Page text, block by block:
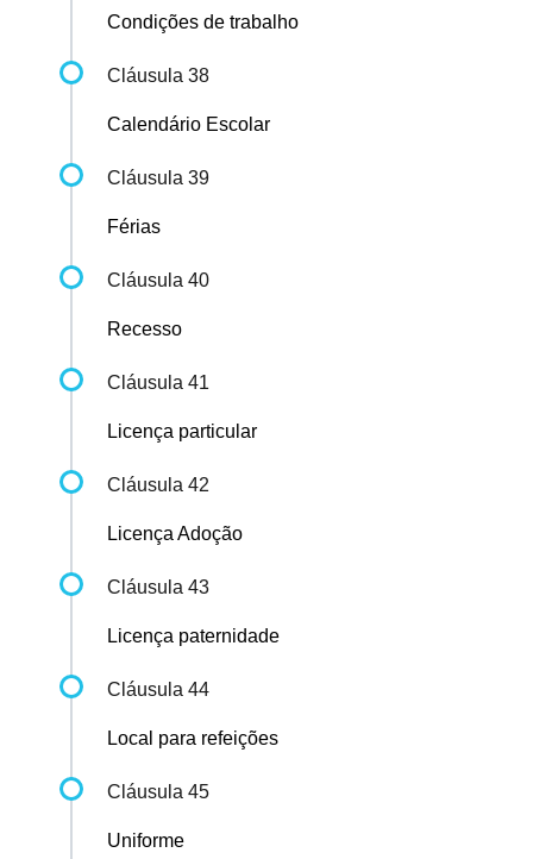
Condições de trabalho
Cláusula 38
Calendário Escolar
Cláusula 39
Férias
Cláusula 40
Recesso
Cláusula 41
Licença particular
Cláusula 42
Licença Adoção
Cláusula 43
Licença paternidade
Cláusula 44
Local para refeições
Cláusula 45
Uniforme